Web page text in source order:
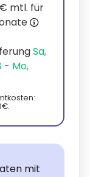
mtl. für
Sa,
- Mo,
mit